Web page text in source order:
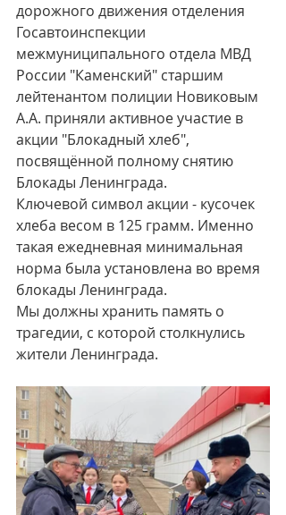
дорожного движения отделения
Госавтоинспекции
межмуниципального отдела МВД
России "Каменский" старшим
лейтенантом полиции Новиковым
А.А. приняли активное участие в
акции "Блокадный хлеб",
посвящённой полному снятию
Блокады Ленинграда.
Ключевой символ акции - кусочек
хлеба весом в 125 грамм. Именно
такая ежедневная минимальная
норма была установлена во время
блокады Ленинграда.
Мы должны хранить память о
трагедии, с которой столкнулись
жители Ленинграда.